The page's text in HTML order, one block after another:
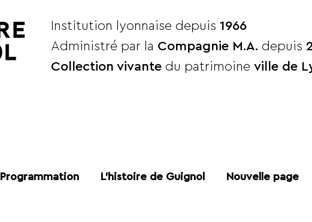
Institution lyonnaise depuis 1966
Administré par la Compagnie M.A. depuis
Collection vivante du patrimoine ville de
Programmation L'histoire de Guignol Nouvelle page